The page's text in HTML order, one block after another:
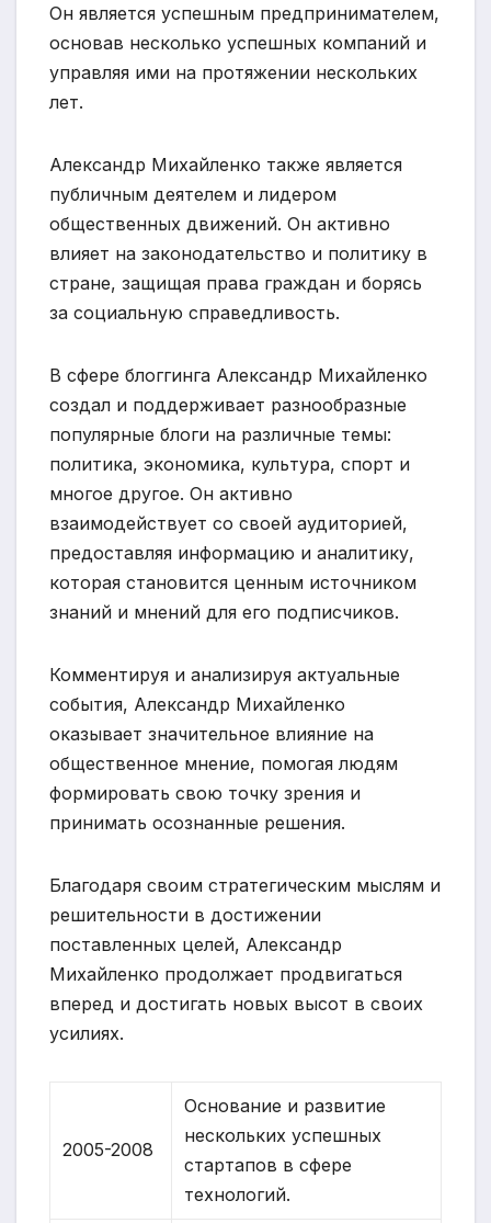
Он является успешным предпринимателем,
основав несколько успешных компаний и
управляя ими на протяжении нескольких
лет.
Александр Михайленко также является
публичным деятелем и лидером
общественных движений. Он активно
влияет на законодательство и политику в
стране, защищая права граждан и борясь
за социальную справедливость.
В сфере блоггинга Александр Михайленко
создал и поддерживает разнообразные
популярные блоги на различные темы:
политика, экономика, культура, спорт и
многое другое. Он активно
взаимодействует со своей аудиторией,
предоставляя информацию и аналитику,
которая становится ценным источником
знаний и мнений для его подписчиков.
Комментируя и анализируя актуальные
события, Александр Михайленко
оказывает значительное влияние на
общественное мнение, помогая людям
формировать свою точку зрения и
принимать осознанные решения.
Благодаря своим стратегическим мыслям и
решительности в достижении
поставленных целей, Александр
Михайленко продолжает продвигаться
вперед и достигать новых высот в своих
усилиях.
2005-2008
Основание и развитие
нескольких успешных
стартапов в сфере
технологий.